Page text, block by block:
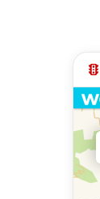
traffic